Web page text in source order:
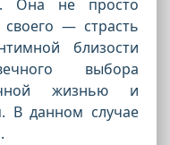
Она не просто
своего — страсть
близости
выбора
жизнью и
В данном случае